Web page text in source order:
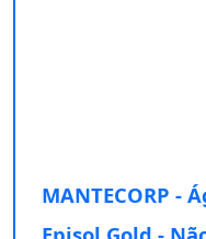
MANTECORP -